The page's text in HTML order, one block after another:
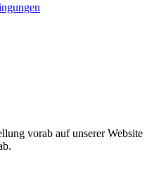
vorab auf unserer Website